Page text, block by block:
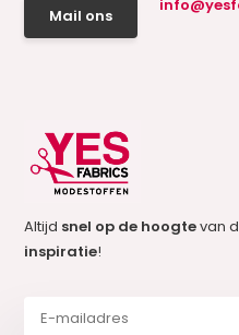
Mail ons
Altijd snel op de hoogtevan
inspiratie!